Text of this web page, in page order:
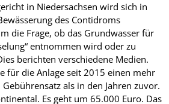
in Niedersachsen wird sich in
des Contidroms
die Frage, ob das Grundwasser für
entnommen wird oder zu
berichten verschiedene Medien.
für die Anlage seit 2015 einen mehr
als in den Jahren zuvor.
Es geht um 65.000 Euro. Das